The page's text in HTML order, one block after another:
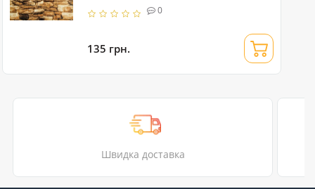
0
135 грн.
Швидка доставка